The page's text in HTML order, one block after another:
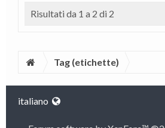
Risultati da 1 a 2 di 2
Tag (etichette)
italiano